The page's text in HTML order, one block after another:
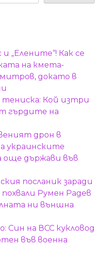
„Елените“! Как се
на кмета-
докато в
Кой изтри
гърдите на
дрон в
украинските
още държави във
посланик заради
Румен Радев
ни външна
Син на ВСС кукловод
във военна